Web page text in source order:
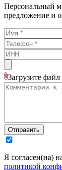
Персональный
предложение и
Загрузите файл
Отправить
Я согласен(на)
политикой